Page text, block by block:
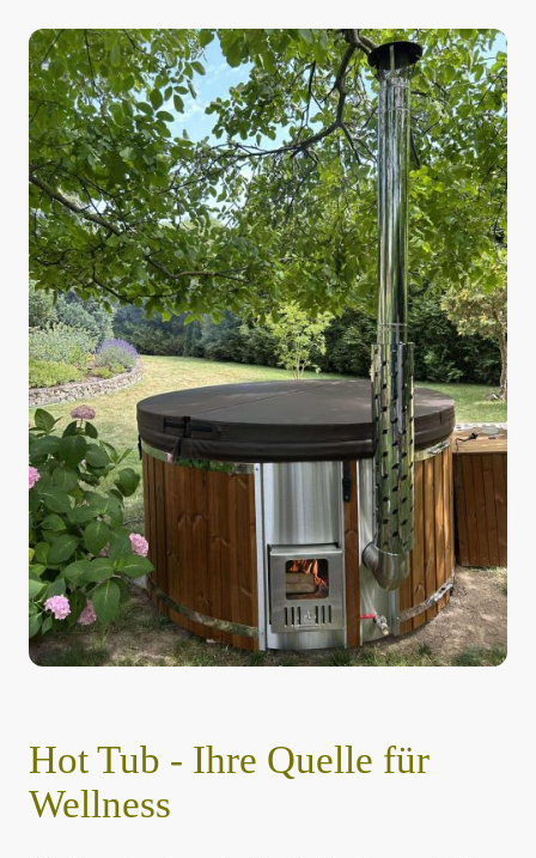
Hot Tub - Ihre Quelle für
Wellness